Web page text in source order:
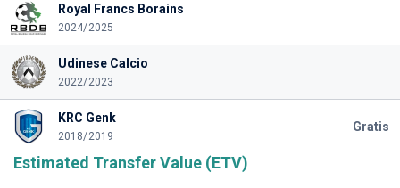
Royal Francs Borains
2024/2025
Udinese Calcio
2022/2023
KRC Genk
2018/2019
Gratis
Estimated Transfer Value (ETV)